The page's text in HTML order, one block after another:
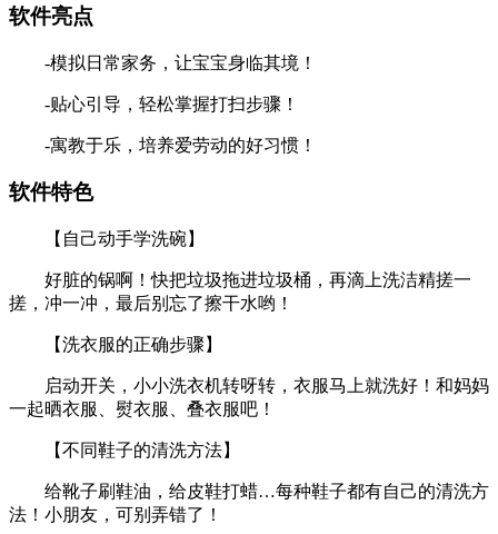
好脏的锅啊！快把垃圾拖进垃圾桶，再滴上洗洁精搓一
启动开关，小小洗衣机转呀转，衣服马上就洗好！和妈妈
给靴子刷鞋油，给皮鞋打蜡…每种鞋子都有自己的清洗方